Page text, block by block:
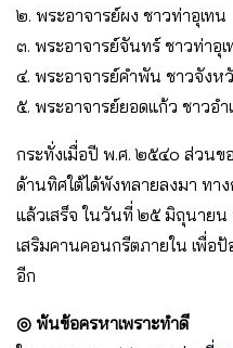
๒. พระอาจารย์ผง ชาวท่าอุเทน
๓. พระอาจารย์จันทร์ ชาวท่าอุเ
๔. พระอาจารย์คําพัน ชาวจังห
๕. พระอาจารย์ยอดแก้ว ชาวอํ
กระทั่งเมื่อปี พ.ศ. ๒๕๔๐ ส่วนข
ด้านทิศใต้ได้พังทลายลงมา ทา
แล้วเสร็จ ในวันที่ ๒๕ มิถุนาย
เสริมคานคอนกรีตภายใน เพื่อ
อีก
◎ พ้นข้อครหาเพราะทําดี